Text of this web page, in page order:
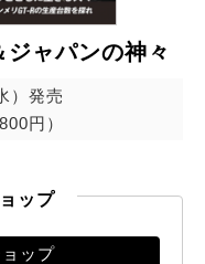
ャパンの神々
）発売
円）
ップ
ップ